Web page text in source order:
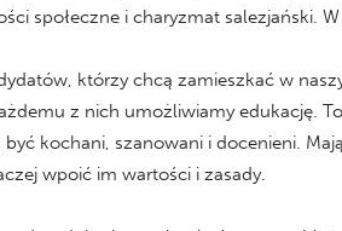
społeczne i charyzmat salezjański.
którzy chcą zamieszkać w
z nich umożliwiamy edukację.
kochani, szanowani i docenieni.
wpoić im wartości i zasady.